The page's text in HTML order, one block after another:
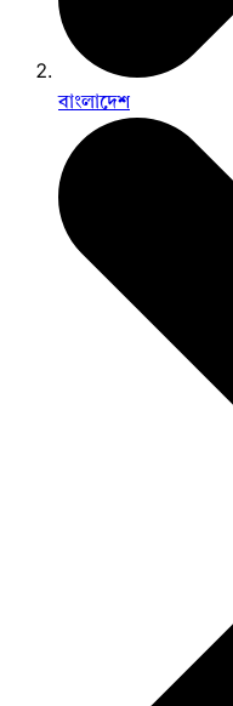
বাংলাদেশ